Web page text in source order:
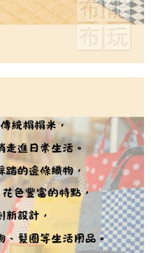
訊註冊。若發現惡意使用之情形，
之使用額度並採取法律行動。